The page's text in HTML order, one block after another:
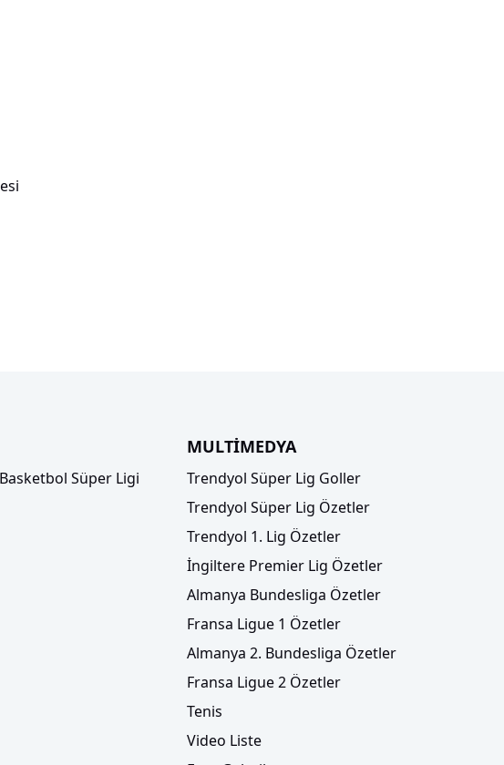
Süper Ligi
MULTİMEDYA
Trendyol Süper Lig Goller
Trendyol Süper Lig Özetler
Trendyol 1. Lig Özetler
İngiltere Premier Lig Özetler
Almanya Bundesliga Özetler
Fransa Ligue 1 Özetler
Almanya 2. Bundesliga Özetler
Fransa Ligue 2 Özetler
Tenis
Video Liste